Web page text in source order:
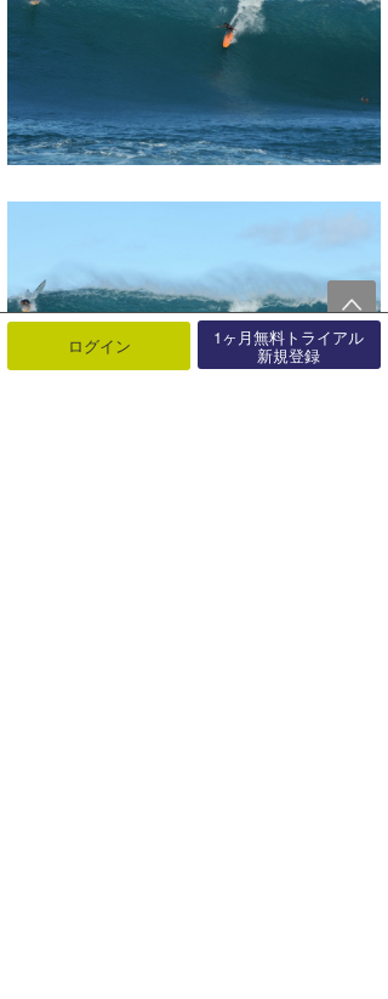
ログイン 1ヶ月無料トライアル
新規登録